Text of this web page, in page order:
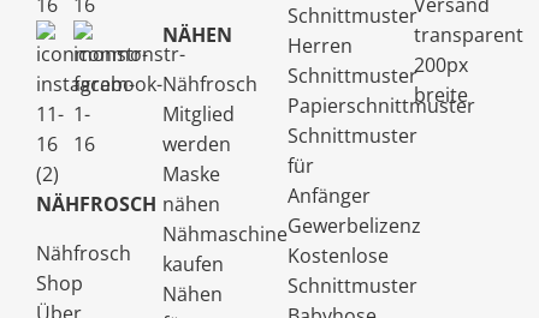
NÄHFROSCH
Nähfrosch
Shop
NÄHEN
Nähfrosch
Mitglied
werden
Maske
nähen
Nähmaschine
kaufen
Nähen
Schnittmuster
Herren
Schnittmuster
Papierschnittmuster
Schnittmuster
für
Anfänger
Gewerbelizenz
Kostenlose
Schnittmuster